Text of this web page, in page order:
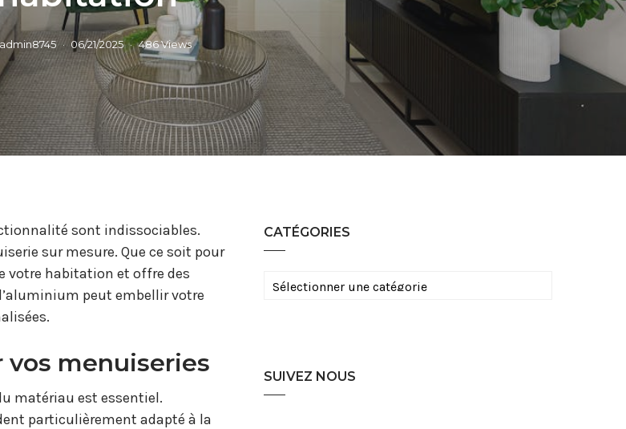
admin8745 06/21/2025 486 Views
sont indissociables.
sur mesure. Que ce soit pour
votre habitation et offre des
peut embellir votre
vos menuiseries
matériau est essentiel.
particulièrement adapté à la
CATÉGORIES
Catégories
SUIVEZ NOUS